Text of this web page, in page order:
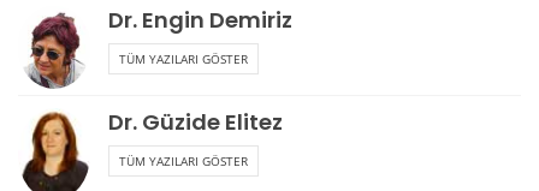
Dr. Engin Demiriz
TÜM YAZILARI GÖSTER
Dr. Güzide Elitez
TÜM YAZILARI GÖSTER